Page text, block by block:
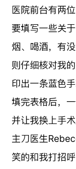
医院前台有两
要填写一些关
烟、喝酒，有
则仔细核对我
印出一条蓝色
填完表格后，
并让我换上手
主刀医生
笑的和我打招